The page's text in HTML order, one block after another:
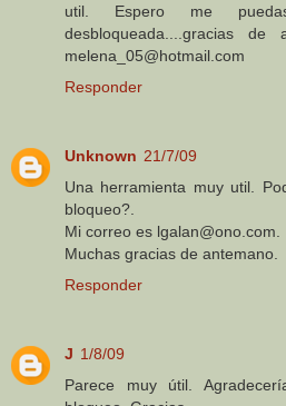
util. Espero me
desbloqueada....gracias
melena_05@hotmail.com
Responder
Unknown 21/7/09
Una herramienta muy util.
bloqueo?.
Mi correo es lgalan@ono.com.
Muchas gracias de antemano.
Responder
J 1/8/09
Parece muy útil.